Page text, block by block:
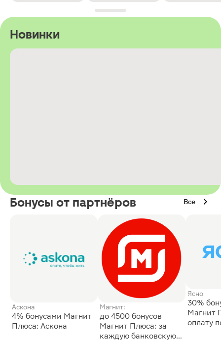
Новинки
Бонусы от партнёров Все
Аскона
4% бонусами Магнит
Плюса: Аскона
Магнит:
до 4500 бонусов
Магнит Плюса: за
каждую банковскую
Ясно
30%
Магнит
оплату